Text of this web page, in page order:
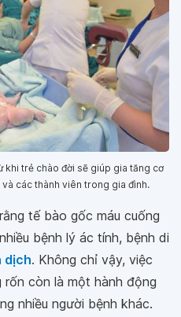
khi trẻ chào đời sẽ giúp gia tăng cơ
các thành viên trong gia đình.
tế bào gốc máu cuống
bệnh lý ác tính, bệnh di
dịch. Không chỉ vậy, việc
còn là một hành động
nhiều người bệnh khác.